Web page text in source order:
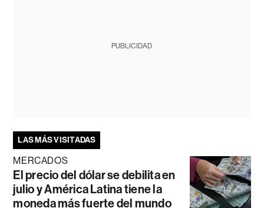
PUBLICIDAD
LAS MÁS VISITADAS
MERCADOS
El precio del dólar se debilita en
julio y América Latina tiene la
moneda más fuerte del mundo